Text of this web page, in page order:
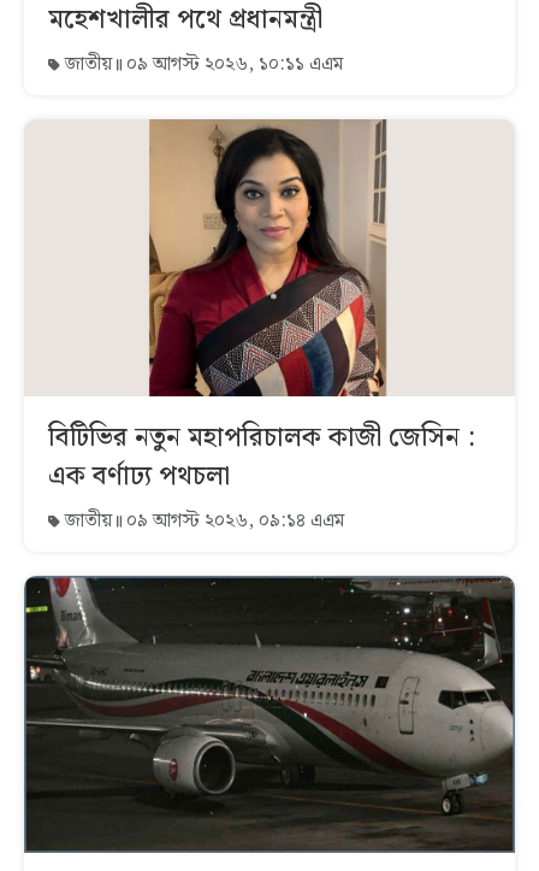
মহেশখালীর পথে প্রধানমন্ত্রী
জাতীয় ০৯ আগস্ট ২০২৬, ১০:১১ এএম
বিটিভির নতুন মহাপরিচালক কাজী জেসিন :
এক বর্ণাঢ্য পথচলা
জাতীয় ০৯ আগস্ট ২০২৬, ০৯:১৪ এএম